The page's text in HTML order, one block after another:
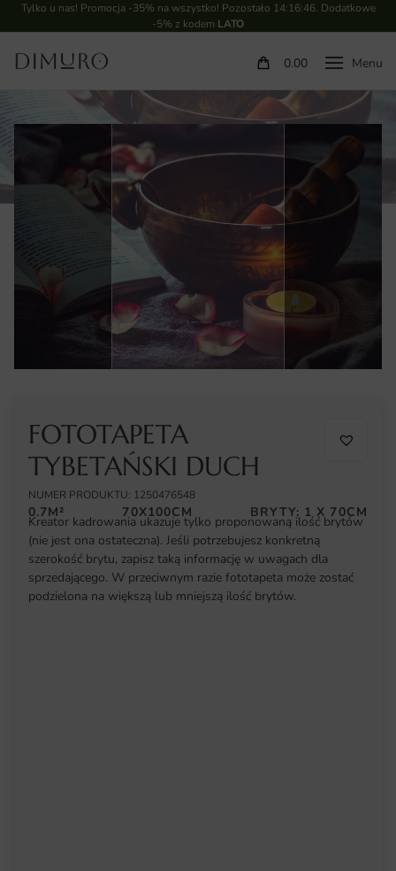
Tylko u nas! Promocja -35% na wszystko! Pozostało 14:16:45. Dodatkowe
-5% z kodem LATO
0.00
FOTOTAPETA
TYBETAŃSKI DUCH
NUMER PRODUKTU: 1250476548
0.7M² 70X100CM BRYTY: 1 X 70CM
Kreator kadrowania ukazuje tylko proponowaną ilość brytów
(nie jest ona ostateczna). Jeśli potrzebujesz konkretną
szerokość brytu, zapisz taką informację w uwagach dla
sprzedającego. W przeciwnym razie fototapeta może zostać
podzielona na większą lub mniejszą ilość brytów.